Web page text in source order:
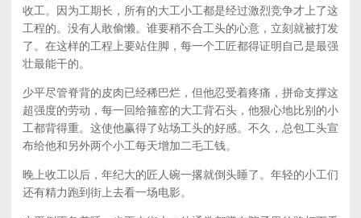
收工。因为工期长，所有的大工小工都是经过激烈竞争才上了这
工程的。没有人敢偷懒。谁要稍不合工头的心意，立刻就被打发
了。在这样的工程上要站住脚，每一个工匠都得证明自己是最强
壮最能干的。
少平尽管脊背的皮肉已经稀巴烂，但他忍受着疼痛，拼命支撑这
超强度的劳动，每一回给箍窑的大工背石头，他狠心地比别的小
工都背得重。这使他赢得了站场工头的好感。不久，总包工头宣
布给他和另外两个小工每天增加二毛工钱。
晚上收工以后，年纪大的匠人碗一撂就倒头睡了。年轻的小工们
还有精力跑到街上去看一场电影。